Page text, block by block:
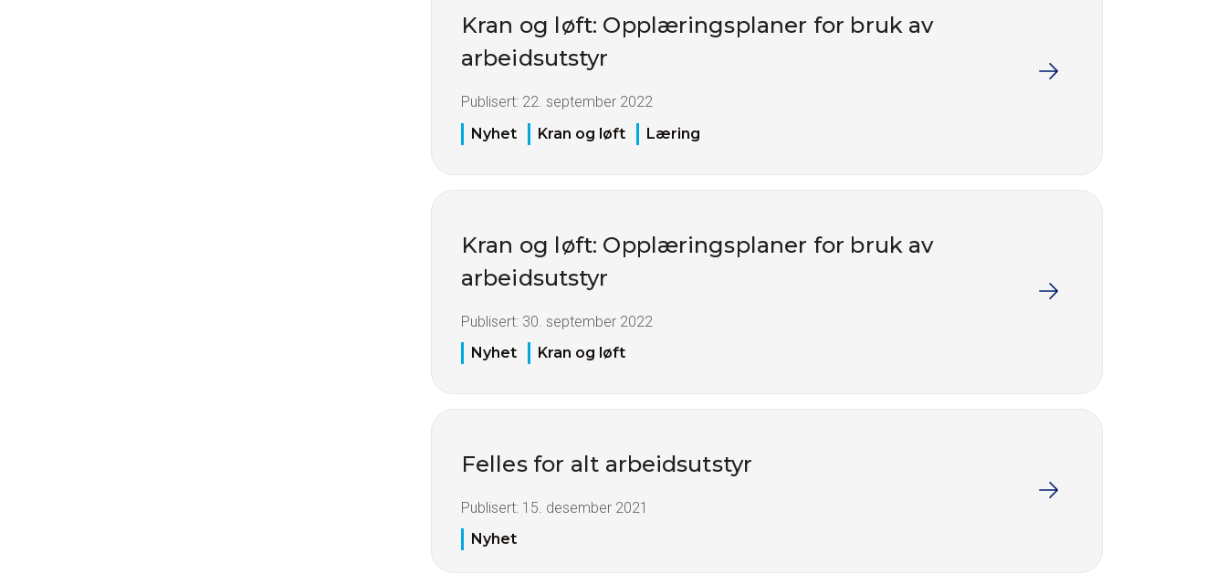
Kran og løft: Opplæringsplaner for bruk av
arbeidsutstyr
Publisert: 22. september 2022
Nyhet
Kran og løft Læring
Kran og løft: Opplæringsplaner for bruk av
arbeidsutstyr
Publisert: 30. september 2022
Nyhet
Kran og løft
Felles for alt arbeidsutstyr
Publisert: 15. desember 2021
Nyhet